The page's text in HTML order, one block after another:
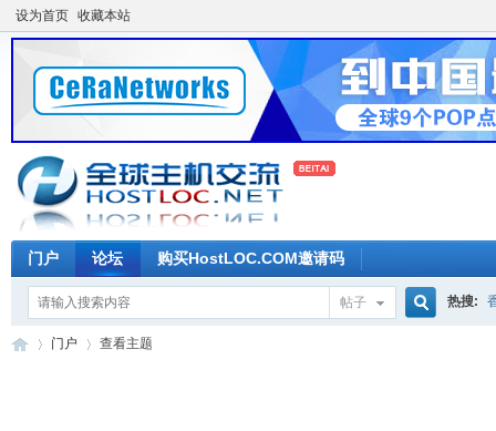
设为首页 收藏本站
门户 论坛 购买HostLOC.COM邀请码
帖子 热搜:
门户 查看主题